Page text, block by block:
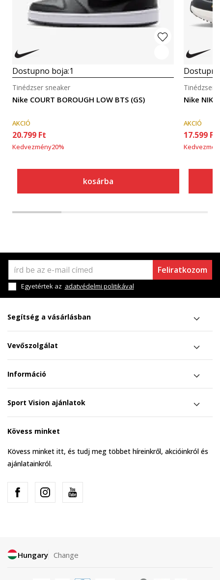
Dostupno boja:1
Nike COURT BOROUGH LOW BTS (GS)
Tinédzser sneaker
AKCIÓ
20.799 Ft
Kedvezmény20%
kosárba
Nike NIKE
Tinédzser
AKCIÓ
17.599 Ft
Feliratkozom
Egyetértek az adatvédelmi politikával
Segítség a vásárlásban
Vevőszolgálat
Információ
Sport Vision ajánlatok
Kövess minket
Kövess minket itt, és tudj meg többet híreinkről, akcióinkról és
ajánlatainkról.
Hungary Change